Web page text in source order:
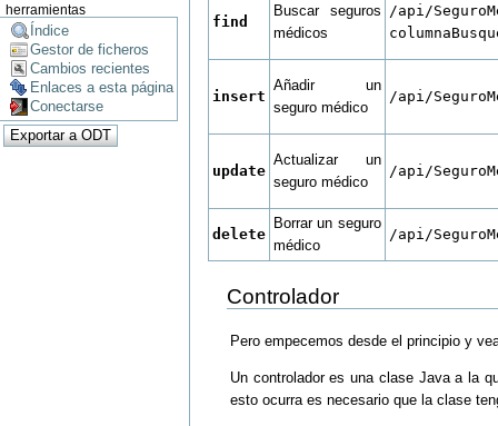
herramientas
Índice
Gestor de ficheros
Cambios recientes
Enlaces a esta página
Conectarse
find
Buscar seguros
médicos
/api/
insert
Añadir un
seguro médico
/api/
update
Actualizar un
seguro médico
/api/
delete
Borrar un seguro
médico
/api/
Controlador
Pero empecemos desde el principio y
Un controlador es una clase Java a la
esto ocurra es necesario que la clase